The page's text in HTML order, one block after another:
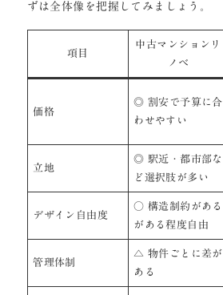
ずは全体像を把握してみましょう。
項目
中古マンションリ
ノベ
価格
◎ 割安で予算に合
わせやすい
立地
◎ 駅近・都市部な
ど選択肢が多い
デザイン自由度
○ 構造制約がある
がある程度自由
管理体制
△ 物件ごとに差が
ある